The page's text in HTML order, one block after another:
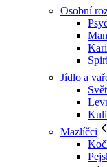
Osobní
Jídlo a
Mazlíčci